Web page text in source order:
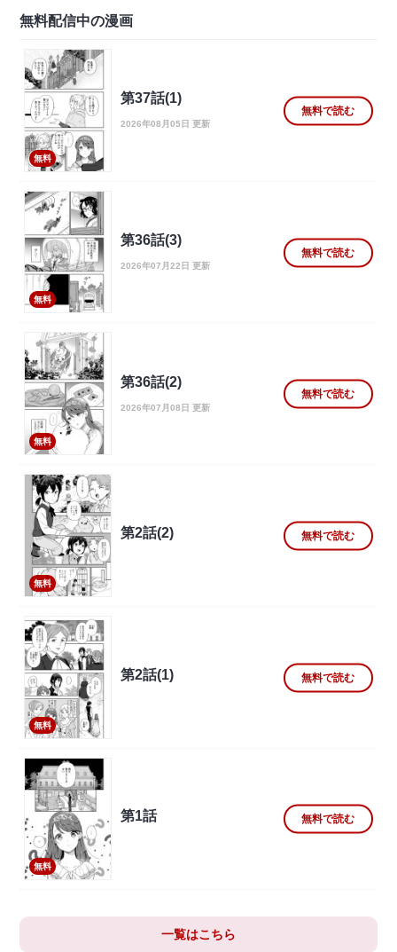
無料配信中の漫画
無料
第37話(1)
2026年08月05日 更新
無料で読む
無料
第36話(3)
2026年07月22日 更新
無料で読む
無料
第36話(2)
2026年07月08日 更新
無料で読む
無料
第2話(2) 無料で読む
無料
第2話(1) 無料で読む
無料
第1話 無料で読む
一覧はこちら